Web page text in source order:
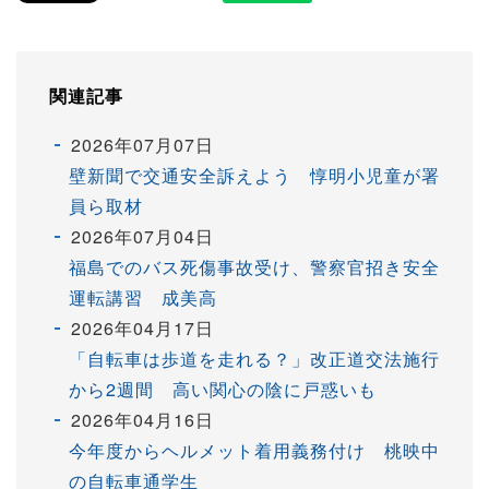
関連記事
2026年07月07日
壁新聞で交通安全訴えよう 惇明小児童が署
員ら取材
2026年07月04日
福島でのバス死傷事故受け、警察官招き安全
運転講習 成美高
2026年04月17日
「自転車は歩道を走れる？」改正道交法施行
から2週間 高い関心の陰に戸惑いも
2026年04月16日
今年度からヘルメット着用義務付け 桃映中
の自転車通学生